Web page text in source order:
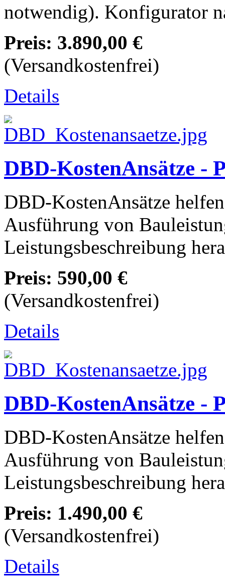
notwendig). Konfigurator
Preis: 3.890,00 €
(Versandkostenfrei)
Details
DBD-KostenAnsätze -
DBD-KostenAnsätze
Ausführung von
Leistungsbeschreibung
Preis: 590,00 €
(Versandkostenfrei)
Details
DBD-KostenAnsätze -
DBD-KostenAnsätze
Ausführung von
Leistungsbeschreibung
Preis: 1.490,00 €
(Versandkostenfrei)
Details